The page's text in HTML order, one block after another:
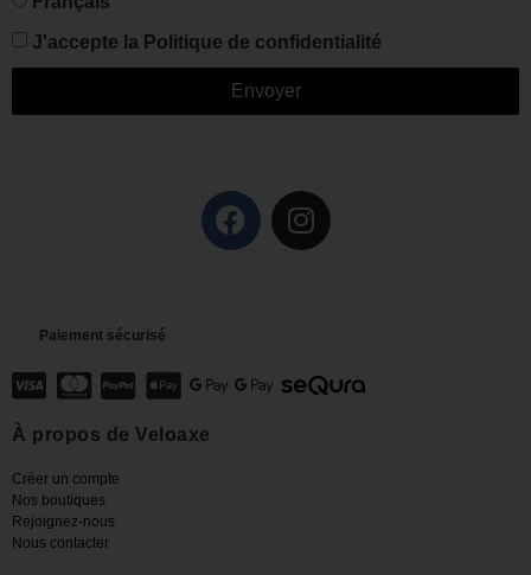
J'accepte la Politique de confidentialité
Envoyer
Paiement sécurisé
À propos de Veloaxe
Créer un compte
Nos boutiques
Rejoignez-nous
Nous contacter